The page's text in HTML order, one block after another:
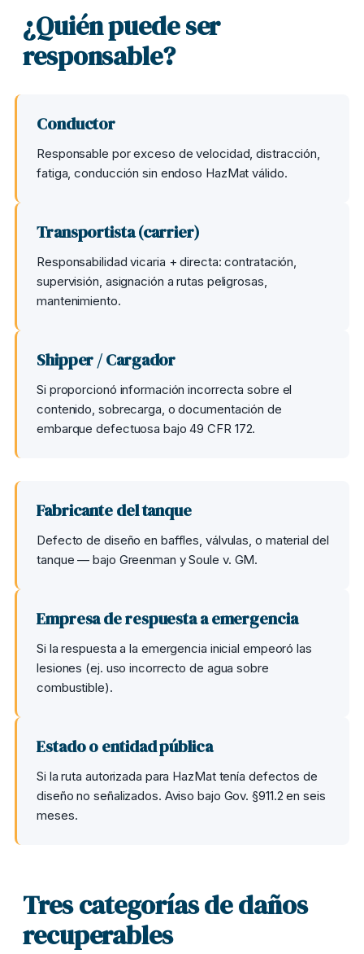
¿Quién puede ser
responsable?
Conductor
Responsable por exceso de velocidad, distracción,
fatiga, conducción sin endoso HazMat válido.
Transportista (carrier)
Responsabilidad vicaria + directa: contratación,
supervisión, asignación a rutas peligrosas,
mantenimiento.
Shipper / Cargador
Si proporcionó información incorrecta sobre el
contenido, sobrecarga, o documentación de
embarque defectuosa bajo 49 CFR 172.
Fabricante del tanque
Defecto de diseño en baffles, válvulas, o material del
tanque — bajo Greenman y Soule v. GM.
Empresa de respuesta a emergencia
Si la respuesta a la emergencia inicial empeoró las
lesiones (ej. uso incorrecto de agua sobre
combustible).
Estado o entidad pública
Si la ruta autorizada para HazMat tenía defectos de
diseño no señalizados. Aviso bajo Gov. §911.2 en seis
meses.
Tres categorías de daños
recuperables